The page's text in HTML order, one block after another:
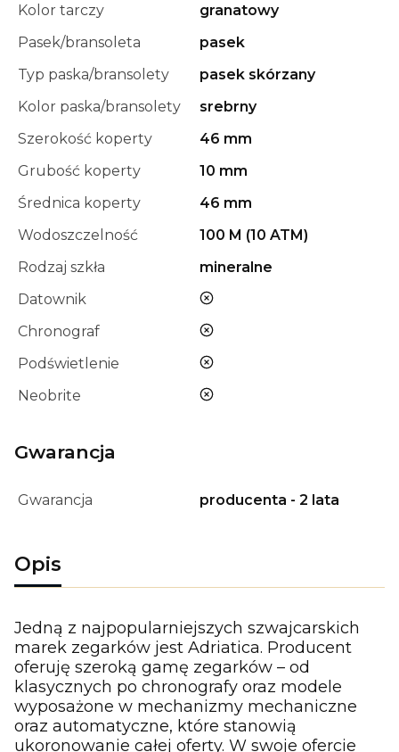
Kolor tarczy
granatowy
Pasek/bransoleta
pasek
Typ paska/bransolety
pasek skórzany
Kolor paska/bransolety
srebrny
Szerokość koperty
46 mm
Grubość koperty
10 mm
Średnica koperty
46 mm
Wodoszczelność
100 M (10 ATM)
Rodzaj szkła
mineralne
Datownik
nie
Chronograf
nie
Podświetlenie
nie
Neobrite
nie
Gwarancja
Gwarancja producenta - 2 lata
Opis
Jedną z najpopularniejszych szwajcarskich
marek zegarków jest Adriatica. Producent
oferuję szeroką gamę zegarków – od
klasycznych po chronografy oraz modele
wyposażone w mechanizmy mechaniczne
oraz automatyczne, które stanowią
ukoronowanie całej oferty. W swoje ofercie